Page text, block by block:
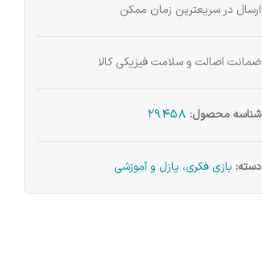
ارسال در سریعترین زمان ممکن
ضمانت اصالت و سلامت فیزیکی کالا
شناسه محصول: 29458
دسته: بازی فکری، پازل و آموزشی